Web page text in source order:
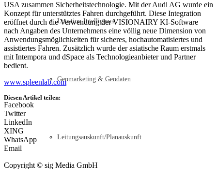
Location Intelligence
Geomarketing & Geodaten
Leitungsauskunft/Planauskunft
USA zusammen Sicherheitstechnologie. Mit der Audi AG wurde ein
Konzept für unterstütztes Fahren durchgeführt. Diese Integration
eröffnet durch die Verwendung der VISIONAIRY KI-Software
nach Angaben des Unternehmens eine völlig neue Dimension von
Anwendungsmöglichkeiten für sicheres, hochautomatisiertes und
assistiertes Fahren. Zusätzlich wurde der asiatische Raum erstmals
mit Intempora und dSpace als Technologieanbieter und Partner
bedient.
www.spleenlab.com
Diesen Artikel teilen:
Facebook
Twitter
LinkedIn
XING
WhatsApp
Email
Copyright © sig Media GmbH